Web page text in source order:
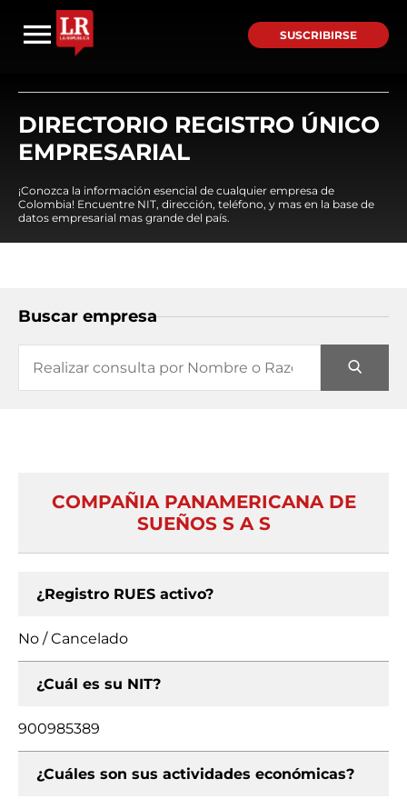
SUSCRIBIRSE
DIRECTORIO REGISTRO ÚNICO
EMPRESARIAL
¡Conozca la información esencial de cualquier empresa de
Colombia! Encuentre NIT, dirección, teléfono, y mas en la base de
datos empresarial mas grande del país.
Buscar empresa
COMPAÑIA PANAMERICANA DE
SUEÑOS S A S
¿Registro RUES activo?
No / Cancelado
¿Cuál es su NIT?
900985389
¿Cuáles son sus actividades económicas?